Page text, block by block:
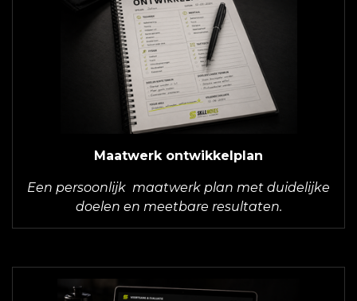
Maatwerk ontwikkelplan
Een persoonlijk maatwerk plan met duidelijke
doelen en meetbare resultaten.